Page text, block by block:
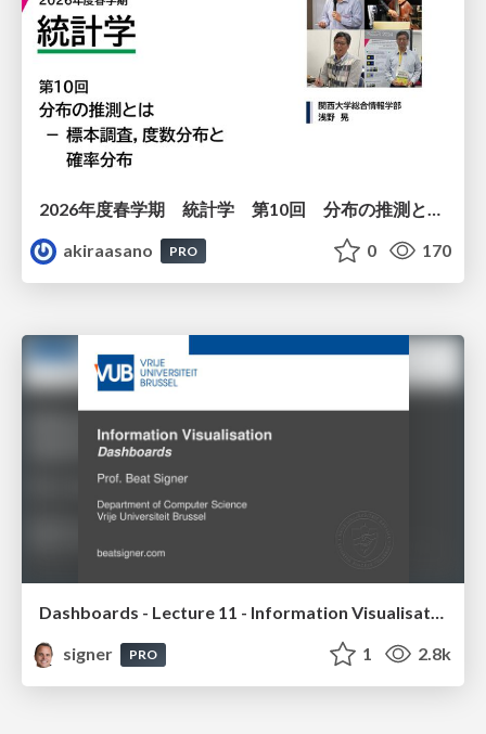
akiraasano
PRO 0 170
Dashboards - Lecture 11 - Information Visualisation (4019538FNR)
signer
PRO 1 2.8k